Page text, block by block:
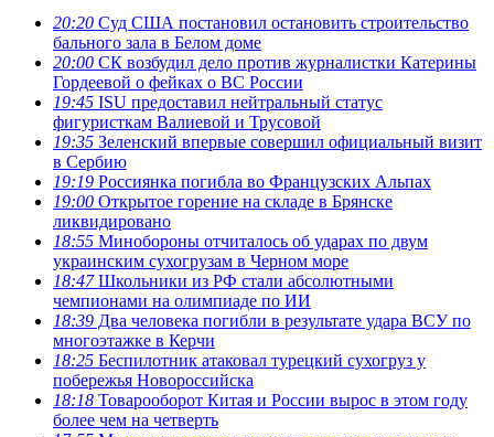
20:20 Суд США постановил остановить строительство
бального зала в Белом доме
20:00 СК возбудил дело против журналистки Катерины
Гордеевой о фейках о ВС России
19:45 ISU предоставил нейтральный статус
фигуристкам Валиевой и Трусовой
19:35 Зеленский впервые совершил официальный визит
в Сербию
19:19 Россиянка погибла во Французских Альпах
19:00 Открытое горение на складе в Брянске
ликвидировано
18:55 Минобороны отчиталось об ударах по двум
украинским сухогрузам в Черном море
18:47Школьники из РФ стали абсолютными
чемпионами на олимпиаде по ИИ
18:39 Два человека погибли в результате удара ВСУ по
многоэтажке в Керчи
18:25 Беспилотник атаковал турецкий сухогруз у
побережья Новороссийска
18:18 Товарооборот Китая и России вырос в этом году
более чем на четверть